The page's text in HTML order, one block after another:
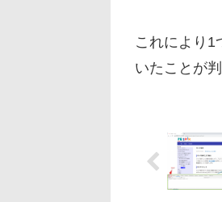
これにより1
いたことが